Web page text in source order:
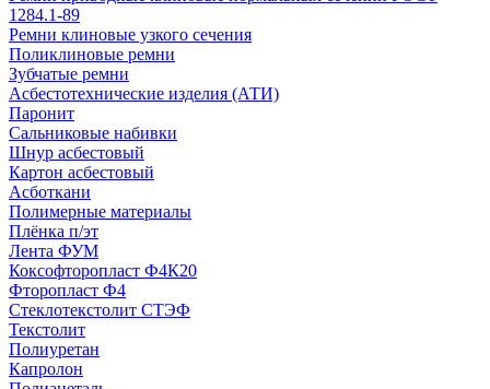
1284.1-89
Ремни клиновые узкого сечения
Поликлиновые ремни
Зубчатые ремни
Асбестотехнические изделия (АТИ)
Паронит
Сальниковые набивки
Шнур асбестовый
Картон асбестовый
Асботкани
Полимерные материалы
Плёнка п/эт
Лента ФУМ
Коксофторопласт Ф4К20
Фторопласт Ф4
Стеклотекстолит СТЭФ
Текстолит
Полиуретан
Капролон